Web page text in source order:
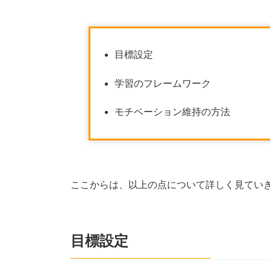
目標設定
学習のフレームワーク
モチベーション維持の方法
ここからは、以上の点について詳しく見てい
目標設定